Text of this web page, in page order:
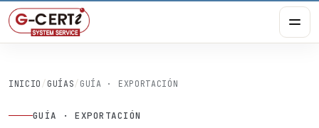
INICIO / GUÍAS / GUÍA · EXPORTACIÓN
GUÍA · EXPORTACIÓN